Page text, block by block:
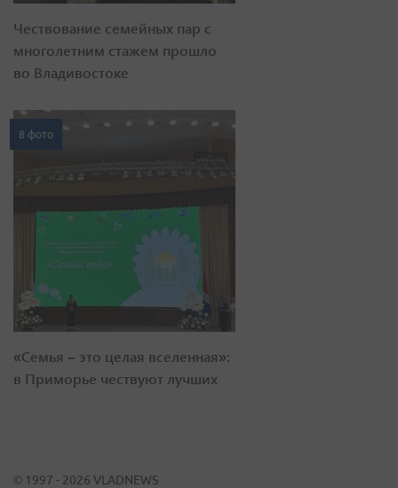
Чествование семейных пар с
многолетним стажем прошло
во Владивостоке
8 фото
«Семья – это целая вселенная»:
в Приморье чествуют лучших
© 1997 - 2026 VLADNEWS